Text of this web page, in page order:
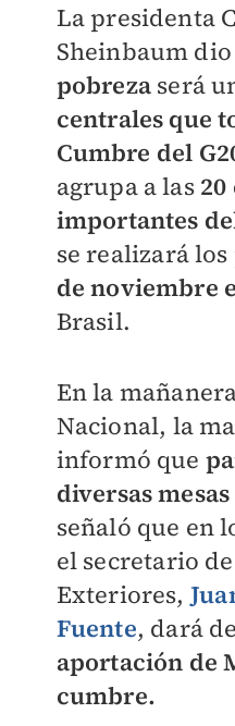
La presidenta
Sheinbaum
pobreza será
centrales que
Cumbre del
agrupa a las20
importantes
se realizará
de noviembre
Brasil.
En la
Nacional, la
informó que
diversas
señaló que en
el secretario
Exteriores,
Fuente, dará
aportación de
cumbre.